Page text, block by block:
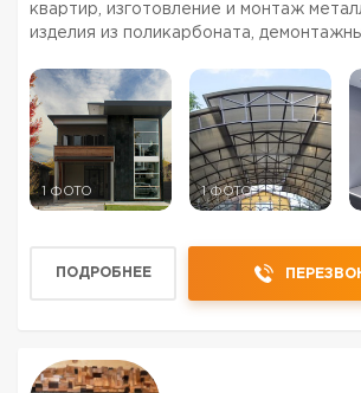
квартир, изготовление и монтаж
изделия из поликарбоната,
индивидуальный подход, гарантия
ремонтно-стро...
1 ФОТО 1 ФОТО
ПОДРОБНЕЕ